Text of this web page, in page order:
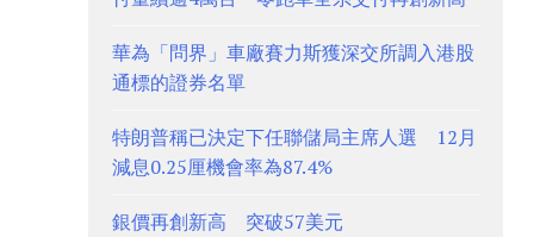
華為「問界」車廠賽力斯獲深交所調入港股
通標的證券名單
特朗普稱已決定下任聯儲局主席人選 12月
減息0.25厘機會率為87.4%
銀價再創新高 突破57美元